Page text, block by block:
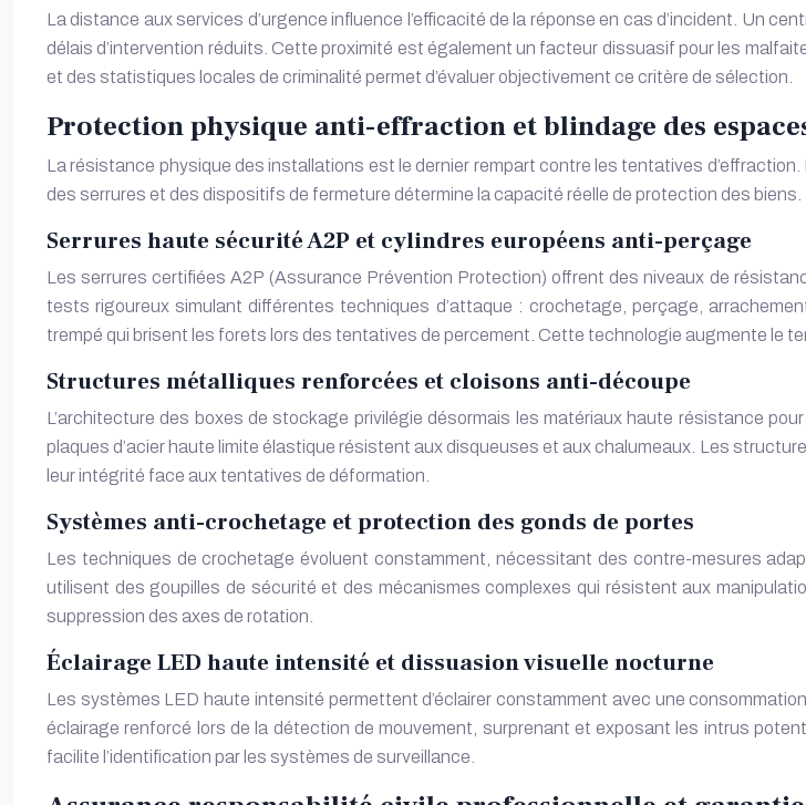
La distance aux services d’urgence influence l’efficacité de la réponse en cas d’incident. Un
délais d’intervention réduits. Cette proximité est également un facteur dissuasif pour les
et des statistiques locales de criminalité permet d’évaluer objectivement ce critère de sélection.
Protection physique anti-effraction et blindage des
La résistance physique des installations est le dernier rempart contre les tentatives
des serrures et des dispositifs de fermeture détermine la capacité réelle de protection des biens.
Serrures haute sécurité A2P et cylindres européens anti-perçage
Les serrures certifiées A2P (Assurance Prévention Protection) offrent des niveaux de
tests rigoureux simulant différentes techniques d’attaque : crochetage, perçage,
trempé qui brisent les forets lors des tentatives de percement. Cette technologie augmente le
Structures métalliques renforcées et cloisons anti-découpe
L’architecture des boxes de stockage privilégie désormais les matériaux haute résistance
plaques d’acier haute limite élastique résistent aux disqueuses et aux chalumeaux. Les
leur intégrité face aux tentatives de déformation.
Systèmes anti-crochetage et protection des gonds de portes
Les techniques de crochetage évoluent constamment, nécessitant des contre-mesures
utilisent des goupilles de sécurité et des mécanismes complexes qui résistent aux
suppression des axes de rotation.
Éclairage LED haute intensité et dissuasion visuelle nocturne
Les systèmes LED haute intensité permettent d’éclairer constamment avec une
éclairage renforcé lors de la détection de mouvement, surprenant et exposant les intrus
facilite l’identification par les systèmes de surveillance.